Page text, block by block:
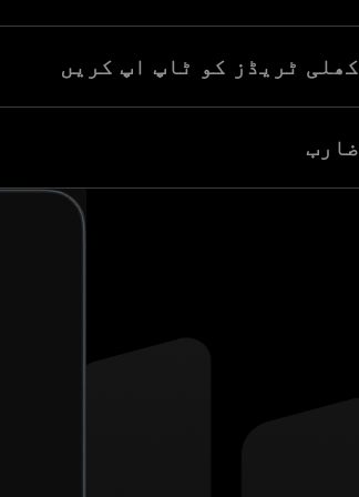
کھلی ٹریڈز کو ٹاپ اپ کریں
ضارب
زیادہ ٹریڈ اقدار تک رسائی کے لیے ہمارے